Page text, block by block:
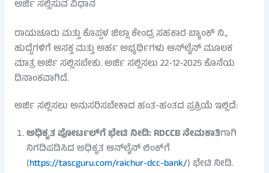
ಅರ್ಜಿ ಸಲ್ಲಿಸುವ ವಿಧಾನ
ರಾಯಚೂರು ಮತ್ತು ಕೊಪ್ಪಳ ಜಿಲ್ಲಾ ಕೇಂದ್ರ ಸಹಕಾರ ಬ್ಯಾಂಕ್ ನಿ.,
ಹುದ್ದೆಗಳಿಗೆ ಆಸಕ್ತ ಮತ್ತು ಅರ್ಹ ಅಭ್ಯರ್ಥಿಗಳು ಆನ್‌ಲೈನ್ ಮೂಲಕ
ಮಾತ್ರ ಅರ್ಜಿ ಸಲ್ಲಿಸಬೇಕು. ಅರ್ಜಿ ಸಲ್ಲಿಸಲು 22-12-2025 ಕೊನೆಯ
ದಿನಾಂಕವಾಗಿದೆ.
ಅರ್ಜಿ ಸಲ್ಲಿಸಲು ಅನುಸರಿಸಬೇಕಾದ ಹಂತ-ಹಂತದ ಪ್ರಕ್ರಿಯೆ ಇಲ್ಲಿದೆ:
ಅಧಿಕೃತ ಪೋರ್ಟಲ್‌ಗೆ ಭೇಟಿ ನೀಡಿ: RDCCB ನೇಮಕಾತಿಗಾಗಿ
ನಿಗದಿಪಡಿಸಿದ ಅಧಿಕೃತ ಆನ್‌ಲೈನ್ ಲಿಂಕ್‌ಗೆ
(https://tascguru.com/raichur-dcc-bank/) ಭೇಟಿ ನೀಡಿ.